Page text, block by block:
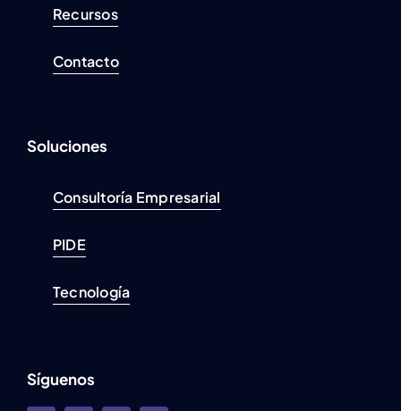
Recursos
Contacto
Soluciones
Consultoría Empresarial
PIDE
Tecnología
Síguenos